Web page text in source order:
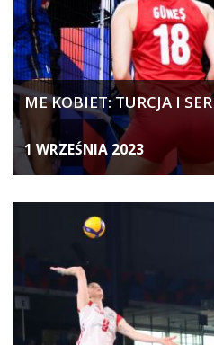
ME KOBIET: TURCJA I
1 WRZEŚNIA 2023